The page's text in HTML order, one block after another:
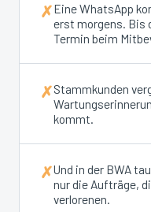
✗Eine WhatsApp
erst morgens. Bis
Termin beim
✗Stammkunden
kommt.
✗Und in der BWA
nur die Aufträge,
verlorenen.